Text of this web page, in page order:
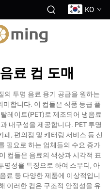
KO
료 컵 도매
의 투명 음료 용기 공급을 원하는
합니다. 이 컵들은 식품 등급 플
레이트(PET)로 제조되어 냉음료
내구성을 제공합니다. PET 투명
페, 편의점 및 캐터링 서비스 등 신
필요로 하는 업체들의 수요 증가
컵들은 음료의 색상과 시각적 표
명성을 특징으로 하여 스무디, 아
료 등 다양한 제품에 이상적입니
이러한 컵은 구조적 안정성을 유